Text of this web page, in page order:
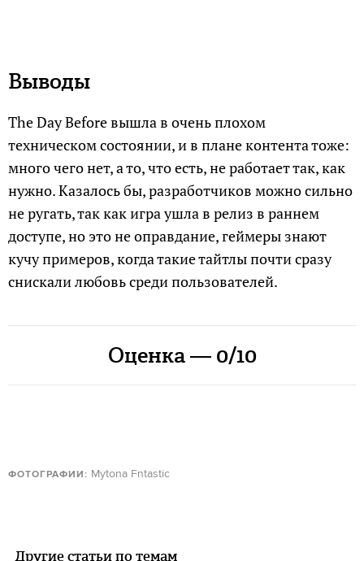
Выводы
The Day Before вышла в очень плохом
техническом состоянии, и в плане контента тоже:
много чего нет, а то, что есть, не работает так, как
нужно. Казалось бы, разработчиков можно сильно
не ругать, так как игра ушла в релиз в раннем
доступе, но это не оправдание, геймеры знают
кучу примеров, когда такие тайтлы почти сразу
снискали любовь среди пользователей.
Оценка — 0/10
ФОТОГРАФИИ: Mytona Fntastic
Другие статьи по темам